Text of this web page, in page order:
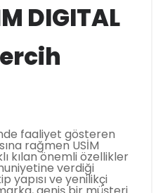
DIGITAL
faaliyet gösteren
rağmen USİM
kılan önemli özellikler
verdiği
yapısı ve yenilikçi